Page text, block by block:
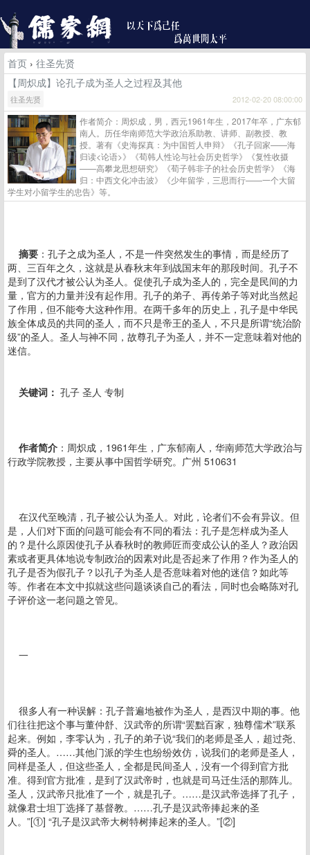
首页 › 往圣先贤
【周炽成】论孔子成为圣人之过程及其他
往圣先贤 2012-02-20 08:00:00
作者简介：周炽成，男，西元1961年生，2017年卒，广东郁
南人。历任华南师范大学政治系助教、讲师、副教授、教
授。著有《史海探真：为中国哲人申辩》《孔子回家——海
归读<论语>》《荀韩人性论与社会历史哲学》《复性收摄
——高攀龙思想研究》《荀子韩非子的社会历史哲学》《海
归：中西文化冲击波》《少年留学，三思而行——一个大留
学生对小留学生的忠告》等。
摘要 ：孔子之成为圣人，不是一件突然发生的事情，而是经历了
两、三百年之久，这就是从春秋末年到战国末年的那段时间。孔子不
是到了汉代才被公认为圣人。促使孔子成为圣人的，完全是民间的力
量，官方的力量并没有起作用。孔子的弟子、再传弟子等对此当然起
了作用，但不能夸大这种作用。在两千多年的历史上，孔子是中华民
族全体成员的共同的圣人，而不只是帝王的圣人，不只是所谓“统治阶
级”的圣人。圣人与神不同，故尊孔子为圣人，并不一定意味着对他的
迷信。
关键词： 孔子 圣人 专制
作者简介 ：周炽成，1961年生，广东郁南人，华南师范大学政治与
行政学院教授，主要从事中国哲学研究。广州 510631
在汉代至晚清，孔子被公认为圣人。对此，论者们不会有异议。但
是，人们对下面的问题可能会有不同的看法：孔子是怎样成为圣人
的？是什么原因使孔子从春秋时的教师匠而变成公认的圣人？政治因
素或者更具体地说专制政治的因素对此是否起来了作用？作为圣人的
孔子是否为假孔子？以孔子为圣人是否意味着对他的迷信？如此等
等。作者在本文中拟就这些问题谈谈自己的看法，同时也会略陈对孔
子评价这一老问题之管见。
一
很多人有一种误解：孔子普遍地被作为圣人，是西汉中期的事。他
们往往把这个事与董仲舒、汉武帝的所谓“罢黜百家，独尊儒术”联系
起来。例如，李零认为，孔子的弟子说“我们的老师是圣人，超过尧、
舜的圣人。……其他门派的学生也纷纷效仿，说我们的老师是圣人，
同样是圣人，但这些圣人，全都是民间圣人，没有一个得到官方批
准。得到官方批准，是到了汉武帝时，也就是司马迁生活的那阵儿。
圣人，汉武帝只批准了一个，就是孔子。……是汉武帝选择了孔子，
就像君士坦丁选择了基督教。……孔子是汉武帝捧起来的圣
人。”[①] “孔子是汉武帝大树特树捧起来的圣人。”[②]